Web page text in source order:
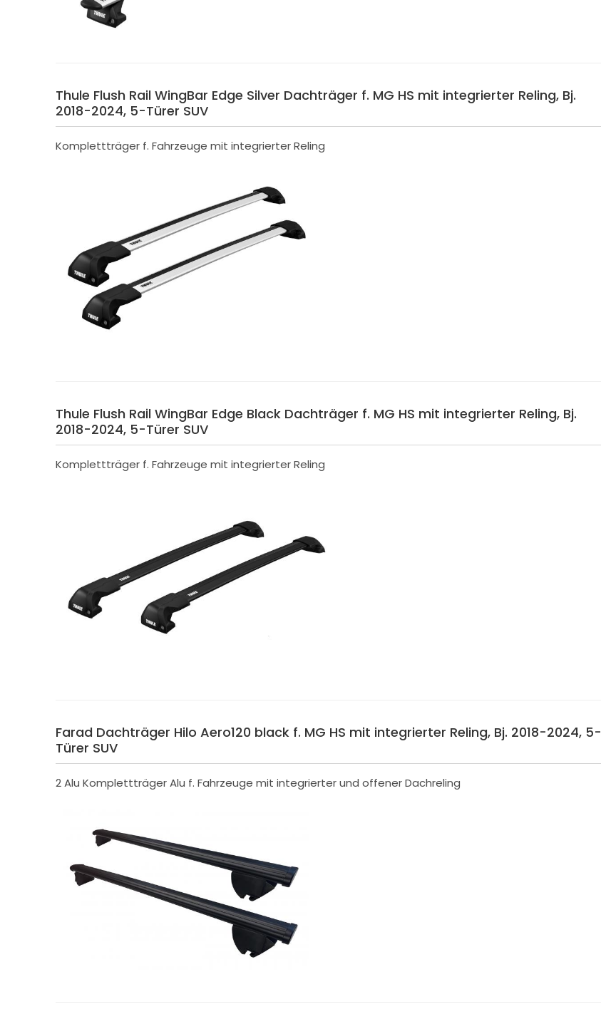
Thule Flush Rail WingBar Edge Silver Dachträger f. MG HS mit integrierter Reling, Bj.
2018-2024, 5-Türer SUV
Komplettträger f. Fahrzeuge mit integrierter Reling
Thule Flush Rail WingBar Edge Black Dachträger f. MG HS mit integrierter Reling, Bj.
2018-2024, 5-Türer SUV
Komplettträger f. Fahrzeuge mit integrierter Reling
Farad Dachträger Hilo Aero120 black f. MG HS mit integrierter Reling, Bj. 2018-2024, 5-
Türer SUV
2 Alu Komplettträger Alu f. Fahrzeuge mit integrierter und offener Dachreling